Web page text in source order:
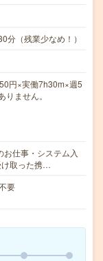
分（残業少なめ！）
円×実働7h30m×週5
ません。
仕事・システム入
取った携…
要